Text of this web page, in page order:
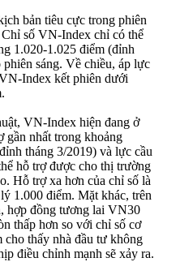
bản tiêu cực trong phiên
số VN-Index chỉ có thể
1.020-1.025 điểm (đỉnh
sáng. Về chiều, áp lực
Index kết phiên dưới
VN-Index hiện đang ở
gần nhất trong khoảng
tháng 3/2019) và lực cầu
hỗ trợ được cho thị trường
Hỗ trợ xa hơn của chỉ số là
1.000 điểm. Mặt khác, trên
hợp đồng tương lai VN30
thấp hơn so với chỉ số cơ
thấy nhà đầu tư không
điều chỉnh mạnh sẽ xảy ra.